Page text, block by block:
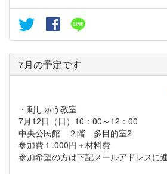
7月の予定です
・刺しゅう教室
7月12日（日）10：00～12：00
中央公民館 ２階 多目的室2
参加費１.000円＋材料費
参加希望の方は下記メールアドレスに